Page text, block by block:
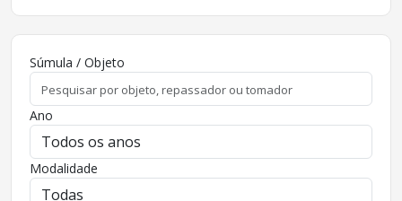
Súmula / Objeto
Ano
Modalidade